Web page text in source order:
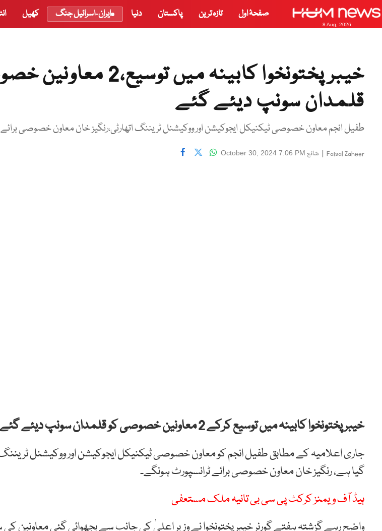
8 Aug, 2026
صفحۂ اول تازہ ترین پاکستان دنیا ایران-اسرائیل جنگ کھیل
خیبر پختونخوا کابینہ میں
قلمدان سونپ دیئے گئے
طفیل انجم معاون خصوصی ٹیکنیکل ایجوکیشن اور ووکیشنل ٹریننگ اتھارٹی،رنگیز خان معاون خصوصی
Faisal Zaheer
| شائع October 30, 2024 7:06 PM
خیبر پختونخوا کابینہ میں توسیع کرکے 2 معاونین خصوصی کو قلمدان سونپ دیئے گئے ہیں۔
جاری اعلامیہ کے مطابق طفیل انجم کو معاون خصوصی ٹیکنیکل ایجوکیشن اور ووکیشنل ٹریننگ
گیا ہے، رنگیز خان معاون خصوصی برائے ٹرانسپورٹ ہونگے۔
ہیڈ آف ویمنز کرکٹ پی سی بی تانیہ ملک مستعفی
واضح رہے گزشتہ ہفتے گورنر خیبر پختونخوا نے وزیر اعلیٰ کی جانب سے بجھوائی گئی معاونین